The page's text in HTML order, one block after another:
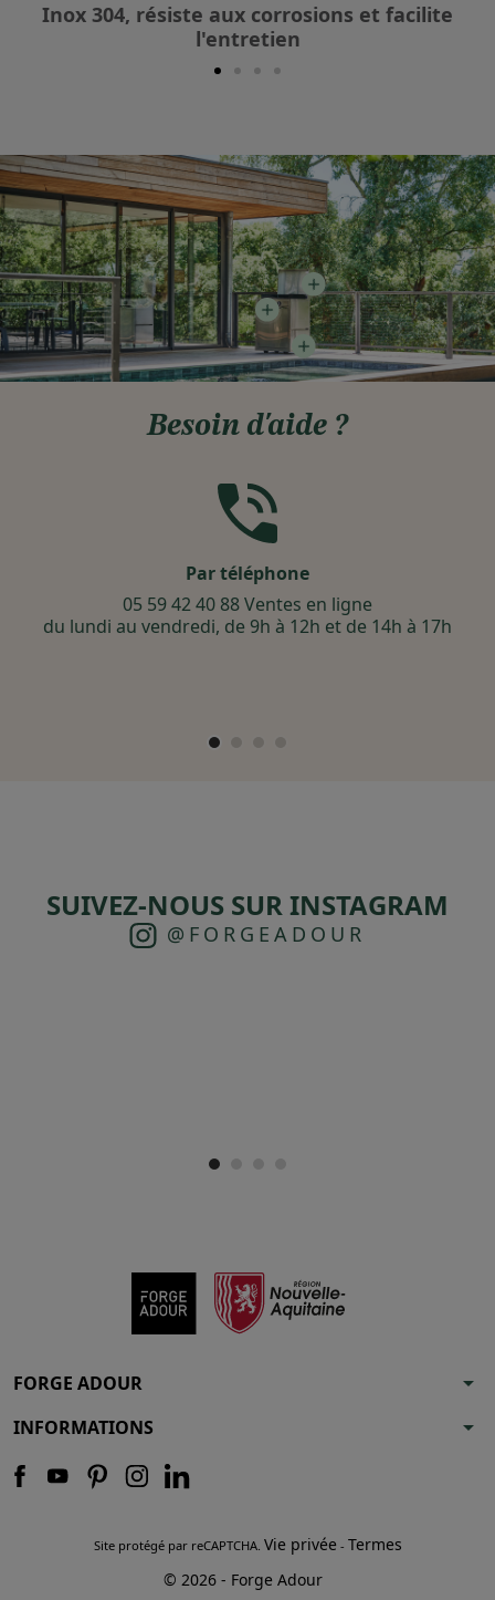
Inox 304, résiste aux corrosions et facilite
l'entretien
Besoin d'aide ?
Par téléphone
05 59 42 40 88 Ventes en ligne
du lundi au vendredi, de 9h à 12h et de 14h à 17h
SUIVEZ-NOUS SUR INSTAGRAM
@FORGEADOUR
FORGE ADOUR arrow_drop_down
INFORMATIONS arrow_drop_down
Site protégé par reCAPTCHA. Vie privée - Termes
© 2026 - Forge Adour